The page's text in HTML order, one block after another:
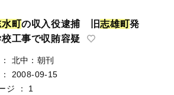
水町の収入役逮捕 旧志雄町発
工事で収賄容疑
：
北中：朝刊
：
2008-09-15
ジ
：
1